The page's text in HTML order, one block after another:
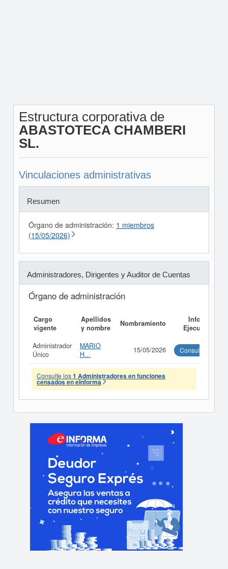
Estructura corporativa de
ABASTOTECA CHAMBERI
SL.
Vinculaciones administrativas
Resumen
Órgano de administración: 1 miembros
(15/05/2026)
Administradores, Dirigentes y Auditor de Cuentas
Órgano de administración
Cargo
vigente
Apellidos
y nombre
Nombramiento
Informe
Ejecutivo
Administrador
Único
MARIO
H...
15/05/2026 Consultar
Consulte los1 Administradores en funciones
censados en eInforma